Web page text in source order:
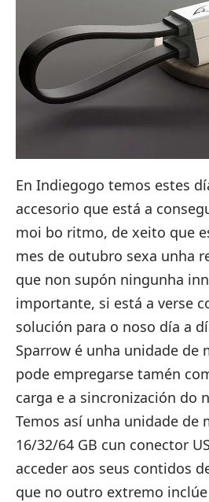
En Indiegogo temos estes
accesorio que está a
moi bo ritmo, de xeito que
mes de outubro sexa unha
que non supón ningunha
importante, si está a verse
solución para o noso día a
Sparrow é unha unidade de
pode empregarse tamén
carga e a sincronización do
Temos así unha unidade de
16/32/64 GB cun conector
acceder aos seus contidos
que no outro extremo